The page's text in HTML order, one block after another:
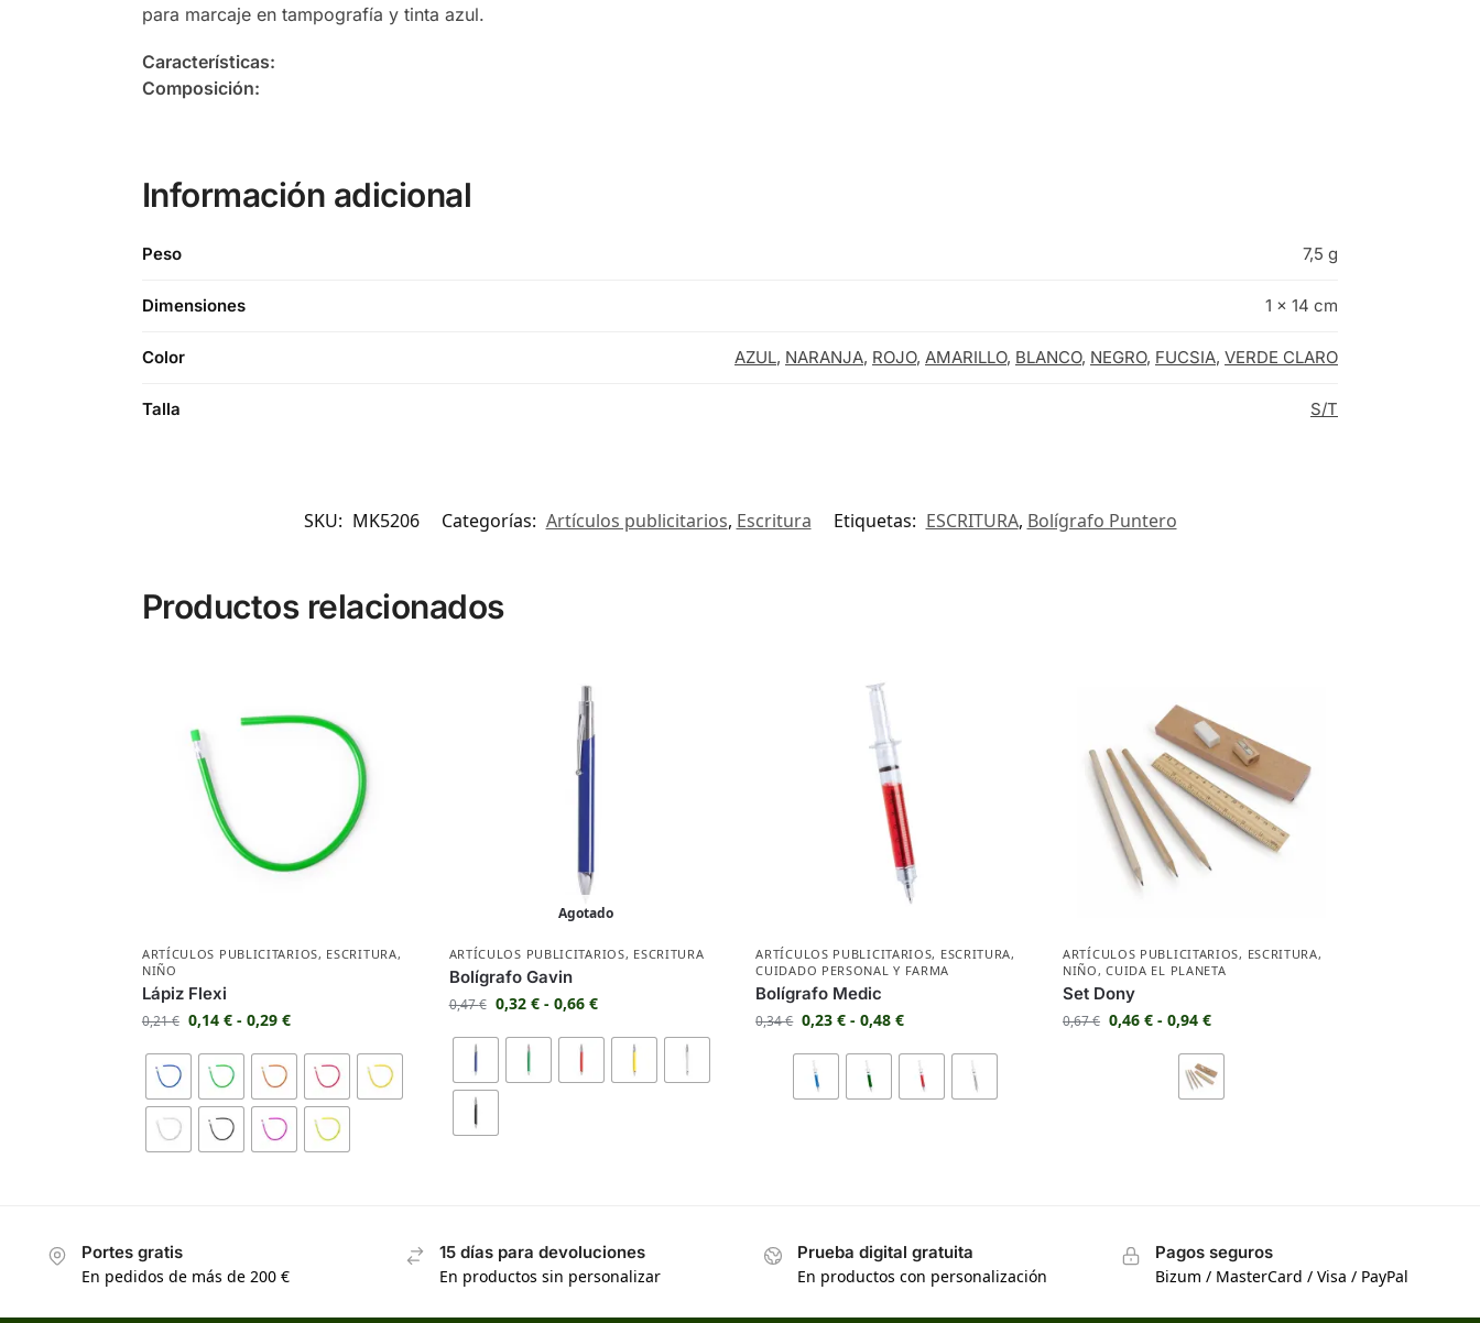
para marcaje en tampografía y tinta azul.
Características:
Composición:
Información adicional
Peso 7,5 g
Dimensiones 1 × 14 cm
Color AZUL, NARANJA, ROJO, AMARILLO, BLANCO, NEGRO, FUCSIA, VERDE CLARO
Talla S/T
SKU: MK5206 Categorías: Artículos publicitarios, Escritura Etiquetas: ESCRITURA, Bolígrafo Puntero
Productos relacionados
ARTÍCULOS PUBLICITARIOS, ESCRITURA,
NIÑO
Lápiz Flexi
0,21€ 0,14 € - 0,29 €
Agotado
ARTÍCULOS PUBLICITARIOS, ESCRITURA
Bolígrafo Gavin
0,47€ 0,32 € - 0,66 €
ARTÍCULOS PUBLICITARIOS, ESCRITURA,
CUIDADO PERSONAL Y FARMA
Bolígrafo Medic
0,34€ 0,23€ - 0,48€
ARTÍCULOS PUBLICITARIOS, ESCRITURA,
NIÑO,CUIDA EL PLANETA
Set Dony
0,67€ 0,46€ - 0,94€
Portes gratis
En pedidos de más de 200 €
15 días para devoluciones
En productos sin personalizar
Prueba digital gratuita
En productos con personalización
Pagos seguros
Bizum / MasterCard / Visa / PayPal